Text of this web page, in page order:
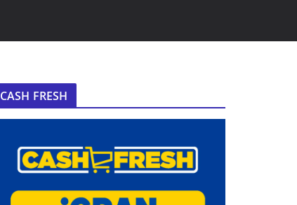
CASH FRESH